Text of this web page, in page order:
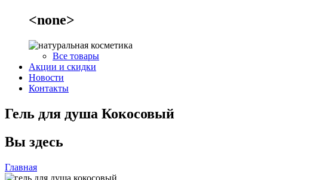
<none>
Все товары
Акции и скидки
Новости
Контакты
Гель для душа Кокосовый
Вы здесь
Главная